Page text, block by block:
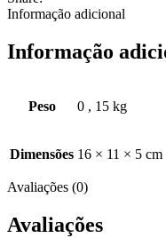
Informação adicional
Informação
Peso 0 , 15 kg
Dimensões 16 × 11 × 5 cm
Avaliações (0)
Avaliações